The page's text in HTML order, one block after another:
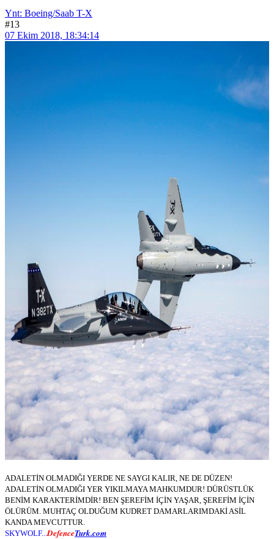
Ynt: Boeing/Saab T-X
#13
07 Ekim 2018, 18:34:14
ADALETİN OLMADIĞI YERDE NE SAYGI KALIR, NE DE DÜZEN!
ADALETİN OLMADIĞI YER YIKILMAYA MAHKUMDUR! DÜRÜSTLÜK
BENİM KARAKTERİMDİR! BEN ŞEREFİM İÇİN YAŞAR, ŞEREFİM İÇİN
ÖLÜRÜM. MUHTAÇ OLDUĞUM KUDRET DAMARLARIMDAKİ ASİL
KANDA MEVCUTTUR.
SKYWOLF... DefenceTurk.com